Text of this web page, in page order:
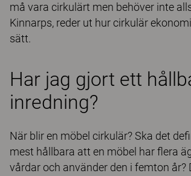
må vara cirkulärt men behöver inte
Kinnarps, reder ut hur cirkulär
sätt.
Har jag gjort ett
inredning?
När blir en möbel cirkulär? Ska det
mest hållbara att en möbel har flera
vårdar och använder den i femton